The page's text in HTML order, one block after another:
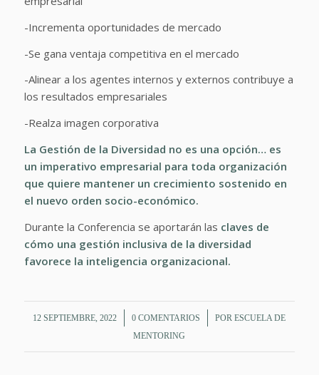
-Incrementa oportunidades de mercado
-Se gana ventaja competitiva en el mercado
-Alinear a los agentes internos y externos contribuye a
los resultados empresariales
-Realza imagen corporativa
La Gestión de la Diversidad no es una opción… es
un imperativo empresarial para toda organización
que quiere mantener un crecimiento sostenido en
el nuevo orden socio-económico.
Durante la Conferencia se aportarán las claves de
cómo una gestión inclusiva de la diversidad
favorece la inteligencia organizacional.
12 SEPTIEMBRE, 2022
/ 0 COMENTARIOS
/ PORESCUELA DE
MENTORING